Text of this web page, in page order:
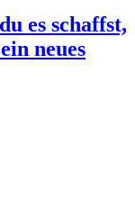
es schaffst,
neues